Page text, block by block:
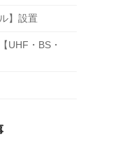
】設置
UHF・BS・